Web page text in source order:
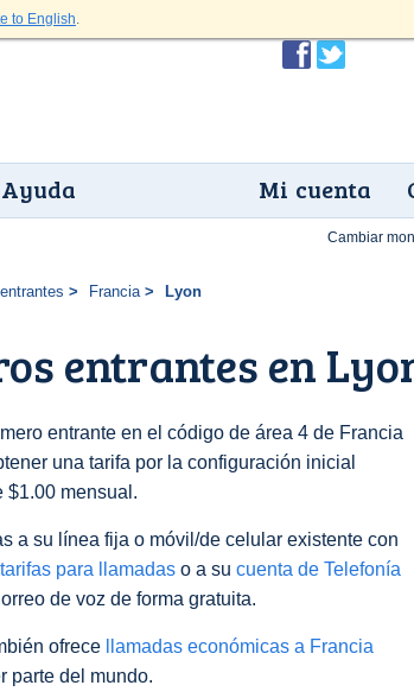
to English.
Ayuda Mi cuenta
Francia Lyon
entrantes en
entrante en el código de área 4 de Francia
una tarifa por la configuración inicial
$1.00 mensual.
a su línea fija o móvil/de celular existente con
para llamadas o a su cuenta de Telefonía
de voz de forma gratuita.
ofrece
llamadas económicas a Francia
parte del mundo.
Cambiar